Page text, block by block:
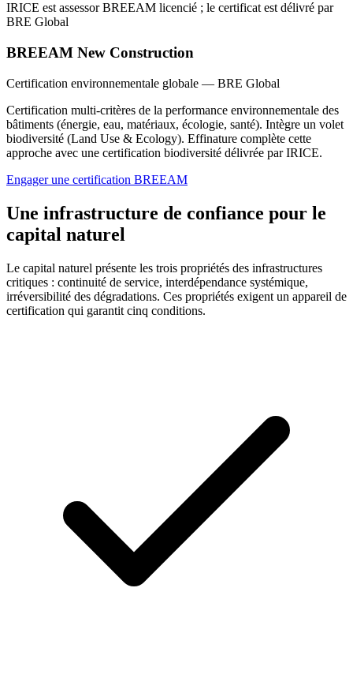
IRICE est assessor BREEAM licencié ; le certificat est délivré par
BRE Global
BREEAM New Construction
Certification environnementale globale — BRE Global
Certification multi-critères de la performance environnementale des
bâtiments (énergie, eau, matériaux, écologie, santé). Intègre un volet
biodiversité (Land Use & Ecology). Effinature complète cette
approche avec une certification biodiversité délivrée par IRICE.
Engager une certification BREEAM
Une infrastructure de confiance pour le
capital naturel
Le capital naturel présente les trois propriétés des infrastructures
critiques : continuité de service, interdépendance systémique,
irréversibilité des dégradations. Ces propriétés exigent un appareil de
certification qui garantit cinq conditions.